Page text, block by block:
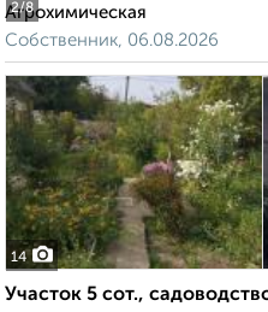
2/8
Агрохимическая
Собственник, 06.08.2026
14
Участок 5 сот.,